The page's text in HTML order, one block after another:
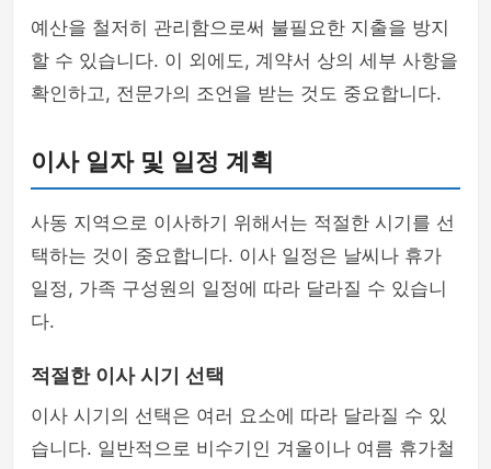
예산을 철저히 관리함으로써 불필요한 지출을 방지
할 수 있습니다. 이 외에도, 계약서 상의 세부 사항을
확인하고, 전문가의 조언을 받는 것도 중요합니다.
이사 일자 및 일정 계획
사동 지역으로 이사하기 위해서는 적절한 시기를 선
택하는 것이 중요합니다. 이사 일정은 날씨나 휴가
일정, 가족 구성원의 일정에 따라 달라질 수 있습니
다.
적절한 이사 시기 선택
이사 시기의 선택은 여러 요소에 따라 달라질 수 있
습니다. 일반적으로 비수기인 겨울이나 여름 휴가철